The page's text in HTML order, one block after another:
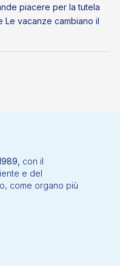
piacere per la tutela
Le vacanze cambiano il
con il
e del
come organo più